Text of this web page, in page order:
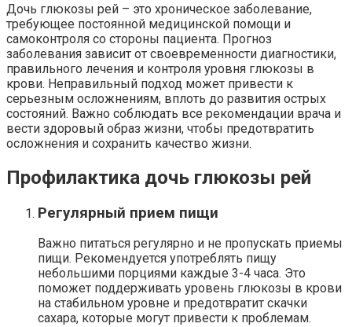
Дочь глюкозы рей – это хроническое заболевание,
требующее постоянной медицинской помощи и
самоконтроля со стороны пациента. Прогноз
заболевания зависит от своевременности диагностики,
правильного лечения и контроля уровня глюкозы в
крови. Неправильный подход может привести к
серьезным осложнениям, вплоть до развития острых
состояний. Важно соблюдать все рекомендации врача и
вести здоровый образ жизни, чтобы предотвратить
осложнения и сохранить качество жизни.
Профилактика дочь глюкозы рей
Регулярный прием пищи
Важно питаться регулярно и не пропускать приемы
пищи. Рекомендуется употреблять пищу
небольшими порциями каждые 3-4 часа. Это
поможет поддерживать уровень глюкозы в крови
на стабильном уровне и предотвратит скачки
сахара, которые могут привести к проблемам.